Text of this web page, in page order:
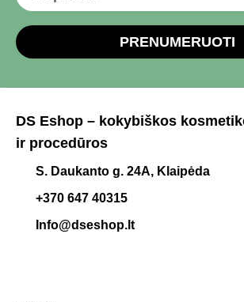
PRENUMERUOTI
DS Eshop – kokybiškos
ir procedūros
S. Daukanto g. 24A, Klaipėda
+370 647 40315
Info@dseshop.lt